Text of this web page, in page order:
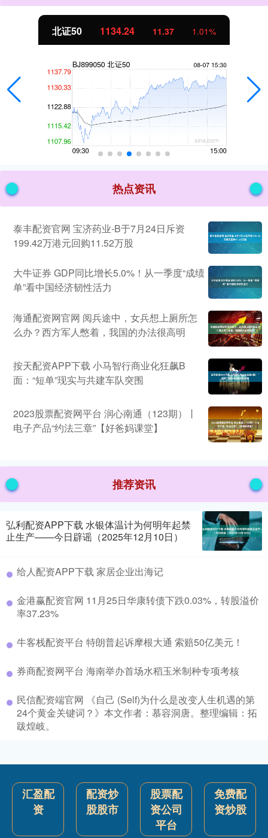
北证50 1134.24 11.37 1.01%
热点资讯
泰丰配资官网 宝济药业-B于7月24日斥资
199.42万港元回购11.52万股
大牛证券 GDP同比增长5.0%！从一季度“成绩
单”看中国经济韧性活力
海通配资网官网 阅兵途中，女兵想上厕所怎
么办？西方军人憋着，我国的办法很高明
按天配资APP下载 小马智行商业化狂飙B
面：“短单”现实与共建车队突围
2023股票配资网平台 润心南通（123期）丨
电子产品“约法三章”【好爸妈课堂】
推荐资讯
弘利配资APP下载 水银体温计为何明年起禁
止生产——今日辟谣（2025年12月10日）
给人配资APP下载 家居企业出海记
金港赢配资官网 11月25日华康转债下跌0.03%，转股溢价
率37.23%
牛客栈配资平台 特朗普起诉摩根大通 索赔50亿美元！
券商配资网平台 海南举办首场水稻玉米制种专项考核
民信配资端官网 《自己 (Self)为什么是改变人生机遇的第
24个黄金关键词？》本文作者：慕容洞唐。整理编辑：拓
跋煌岐。
汇盈配
资
配资炒
股股市
股票配
资公司
平台
免费配
资炒股